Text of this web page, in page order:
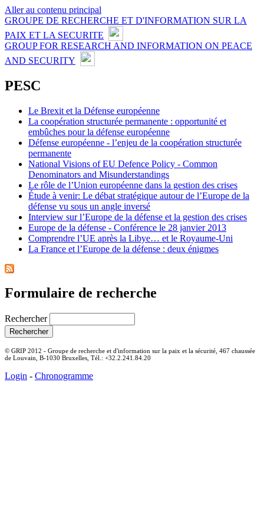
Aller au contenu principal
GROUPE DE RECHERCHE ET D'INFORMATION SUR LA
PAIX ET LA SECURITE
GROUP FOR RESEARCH AND INFORMATION ON PEACE
AND SECURITY
PESC
Le Brexit et la Défense européenne
La coopération structurée permanente : opportunité et
embûches pour la défense européenne
Défense européenne - l’enjeu de la coopération structurée
permanente
National Visions of EU Defence Policy - Common
Denominators and Misunderstandings
Le rôle de l’Union européenne dans la gestion des crises
Étude à venir: Le débat stratégique autour de l’Europe de la
défense vu sous un angle inversé
Interview sur l’Europe de la défense et la gestion des crises
Europe de la défense - Conférence le 28 janvier 2013
Comprendre l’UE après la Libye… et le Royaume-Uni
La France et l’Europe de la défense : deux énigmes
Formulaire de recherche
Rechercher
© GRIP 2012 - Groupe de recherche et d'information sur la paix et la sécurité, 467 chaussée
de Louvain, B-1030 Bruxelles, Tél.: +32.2.241.84.20
Login - Chronogramme